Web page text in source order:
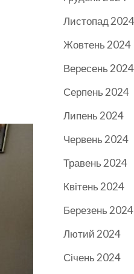
Листопад 2024
Жовтень 2024
Вересень 2024
Серпень 2024
Липень 2024
Червень 2024
Травень 2024
Квітень 2024
Березень 2024
Лютий 2024
Січень 2024